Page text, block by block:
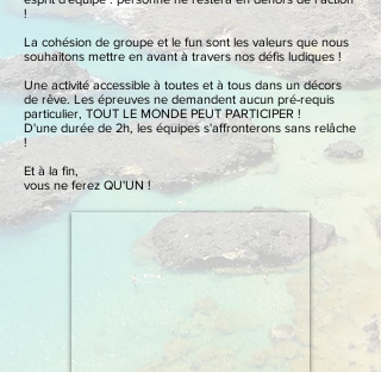
!
La cohésion de groupe et le fun sont les valeurs que nous
souhaitons mettre en avant à travers nos défis ludiques !
Une activité accessible à toutes et à tous dans un décors
de rêve. Les épreuves ne demandent aucun pré-requis
particulier, TOUT LE MONDE PEUT PARTICIPER !
D'une durée de 2h, les équipes s'affronterons sans relâche
!
Et à la fin,
vous ne ferez QU'UN !